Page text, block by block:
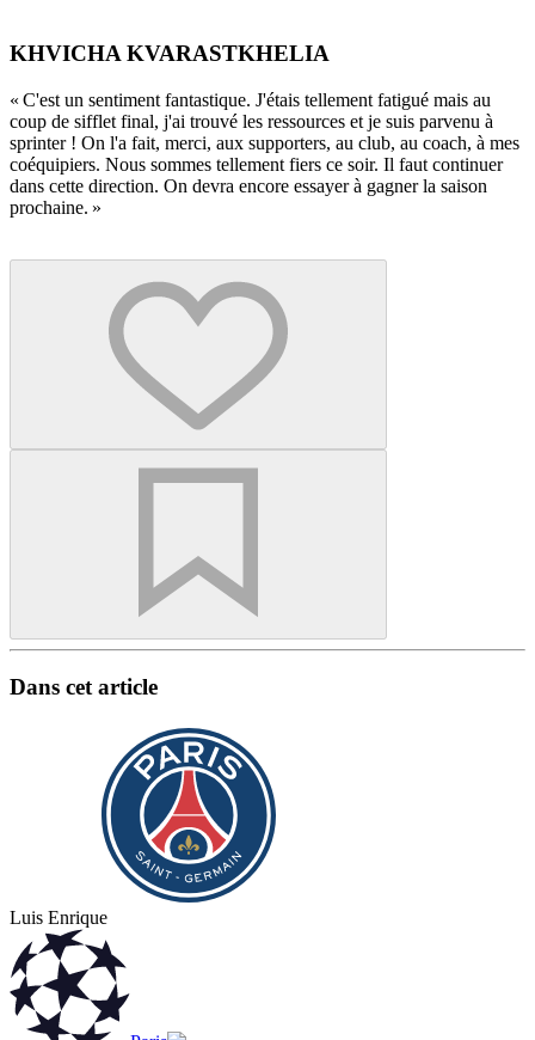
KHVICHA KVARASTKHELIA
« C'est un sentiment fantastique. J'étais tellement fatigué mais au
coup de sifflet final, j'ai trouvé les ressources et je suis parvenu à
sprinter ! On l'a fait, merci, aux supporters, au club, au coach, à mes
coéquipiers. Nous sommes tellement fiers ce soir. Il faut continuer
dans cette direction. On devra encore essayer à gagner la saison
prochaine. »
Dans cet article
Luis Enrique